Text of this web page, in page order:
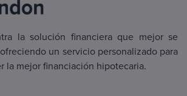
la solución financiera que mejor se
un servicio personalizado para
la mejor financiación hipotecaria.